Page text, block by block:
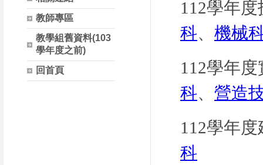
教師專區
教學組舊資料(103
學年度之前)
回首頁
112學年度
科、 機械
112學年
科、 營造
112學年
科